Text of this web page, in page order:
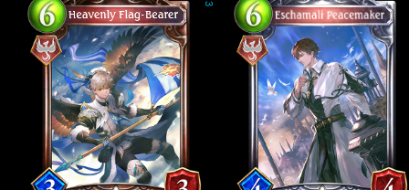
3